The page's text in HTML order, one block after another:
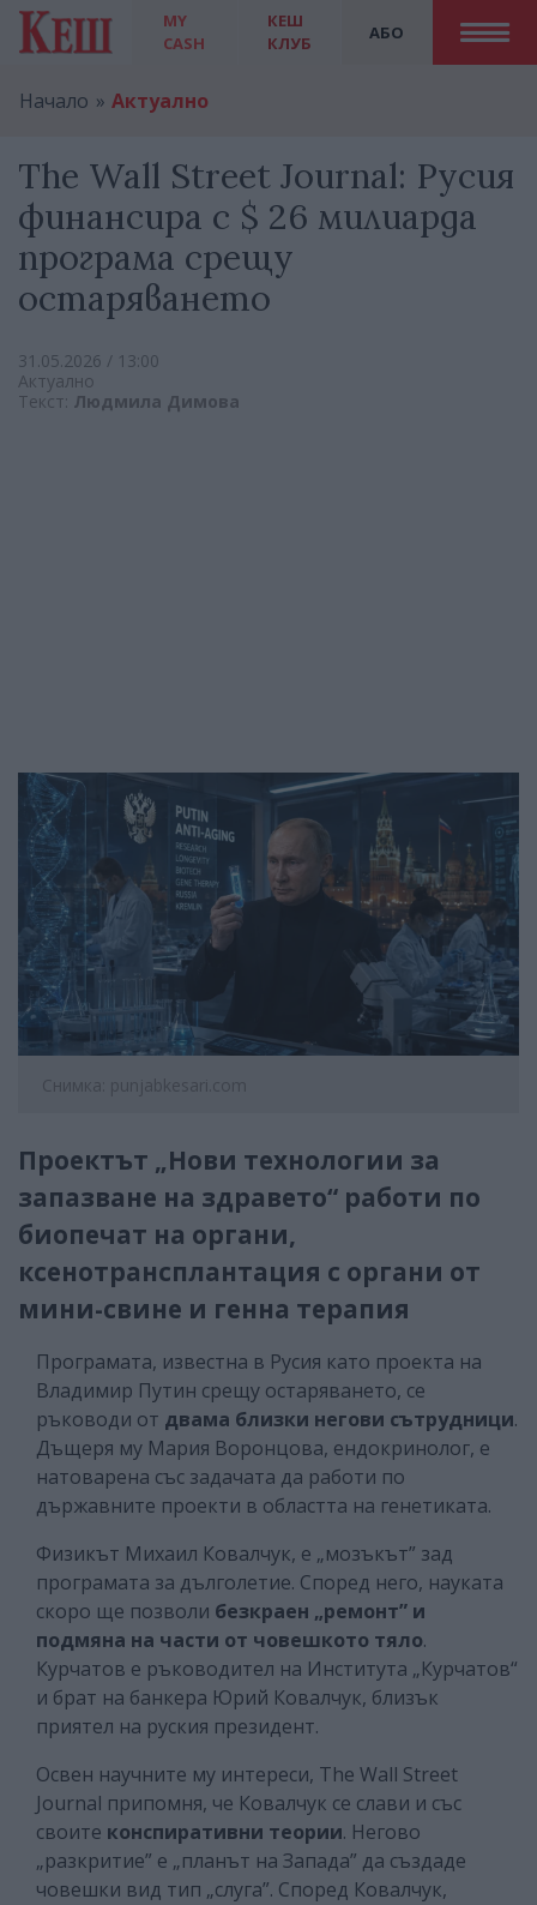
MY
CASH
АБО
КЕШ
КЛУБ
Начало Актуално
The Wall Street Journal: Русия
финансира с $ 26 милиарда
програма срещу
остаряването
31.05.2026 / 13:00
Актуално
Текст: Людмила Димова
Снимка: punjabkesari.com
Проектът „Нови технологии за
запазване на здравето“ работи по
биопечат на органи,
ксенотрансплантация с органи от
мини-свине и генна терапия
Програмата, известна в Русия като проекта на
Владимир Путин срещу остаряването, се
ръководи от двама близки негови сътрудници.
Дъщеря му Мария Воронцова, ендокринолог, е
натоварена със задачата да работи по
държавните проекти в областта на генетиката.
Физикът Михаил Ковалчук, е „мозъкът” зад
програмата за дълголетие. Според него, науката
скоро ще позволи безкраен „ремонт” и
подмяна на части от човешкото тяло.
Курчатов е ръководител на Института „Курчатов“
и брат на банкера Юрий Ковалчук, близък
приятел на руския президент.
Освен научните му интереси, The Wall Street
Journal припомня, че Ковалчук се слави и със
своите конспиративни теории. Негово
„разкритие” е „планът на Запада” да създаде
човешки вид тип „слуга”. Според Ковалчук,